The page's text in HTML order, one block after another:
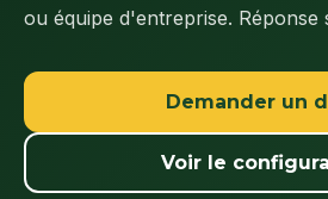
ou équipe d'entreprise. Réponse
Demander un
Voir le